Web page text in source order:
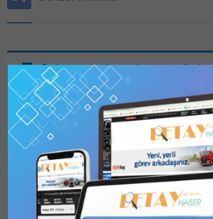
Bu kategori yalnızca üyeler
kategoriyi görüntülemek için
1
Kullanıcılı // Yıllık Abonelik
3
Kullanıcılı // Yıllık Aboneliksatın alarak